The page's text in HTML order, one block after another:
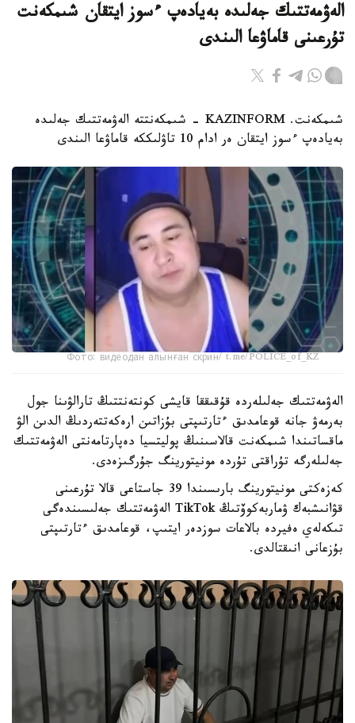
الەۋمەتتىك جەلىدە بەيادەپ ءسوز ايتقان شىمكەنت
تۇرعىنى قاماۋعا الىندى
شىمكەنت. KAZINFORM - شىمكەنتتە الەۋمەتتىك جەلىدە
بەيادەپ ءسوز ايتقان ەر ادام 10 تاۋلىككە قاماۋعا الىندى
Фото: видеодан алынған скрин/ t.me/POLICE_of_KZ
الەۋمەتتىك جەلىلەردە قۇقىققا قايشى كونتەنتتىڭ تارالۋىنا جول
بەرمەۋ جانە قوعامدىق ءتارتىپتى بۇزاتىن ارەكەتتەردىڭ الدىن الۋ
ماقساتىندا شىمكەنت قالاسىنىڭ پوليتسيا دەپارتامەنتى الەۋمەتتىك
جەلىلەرگە تۇراقتى تۇردە مونيتورينگ جۇرگىزەدى.
كەزەكتى مونيتورينگ بارىسىندا 39 جاستاعى قالا تۇرعىنى
قۋانىشبەك ۋماربەكوۆتىڭ TikTok الەۋمەتتىك جەلىسىندەگى
تىكەلەي ەفيردە بالاعات سوزدەر ايتىپ، قوعامدىق ءتارتىپتى
بۇزعانى انىقتالدى.